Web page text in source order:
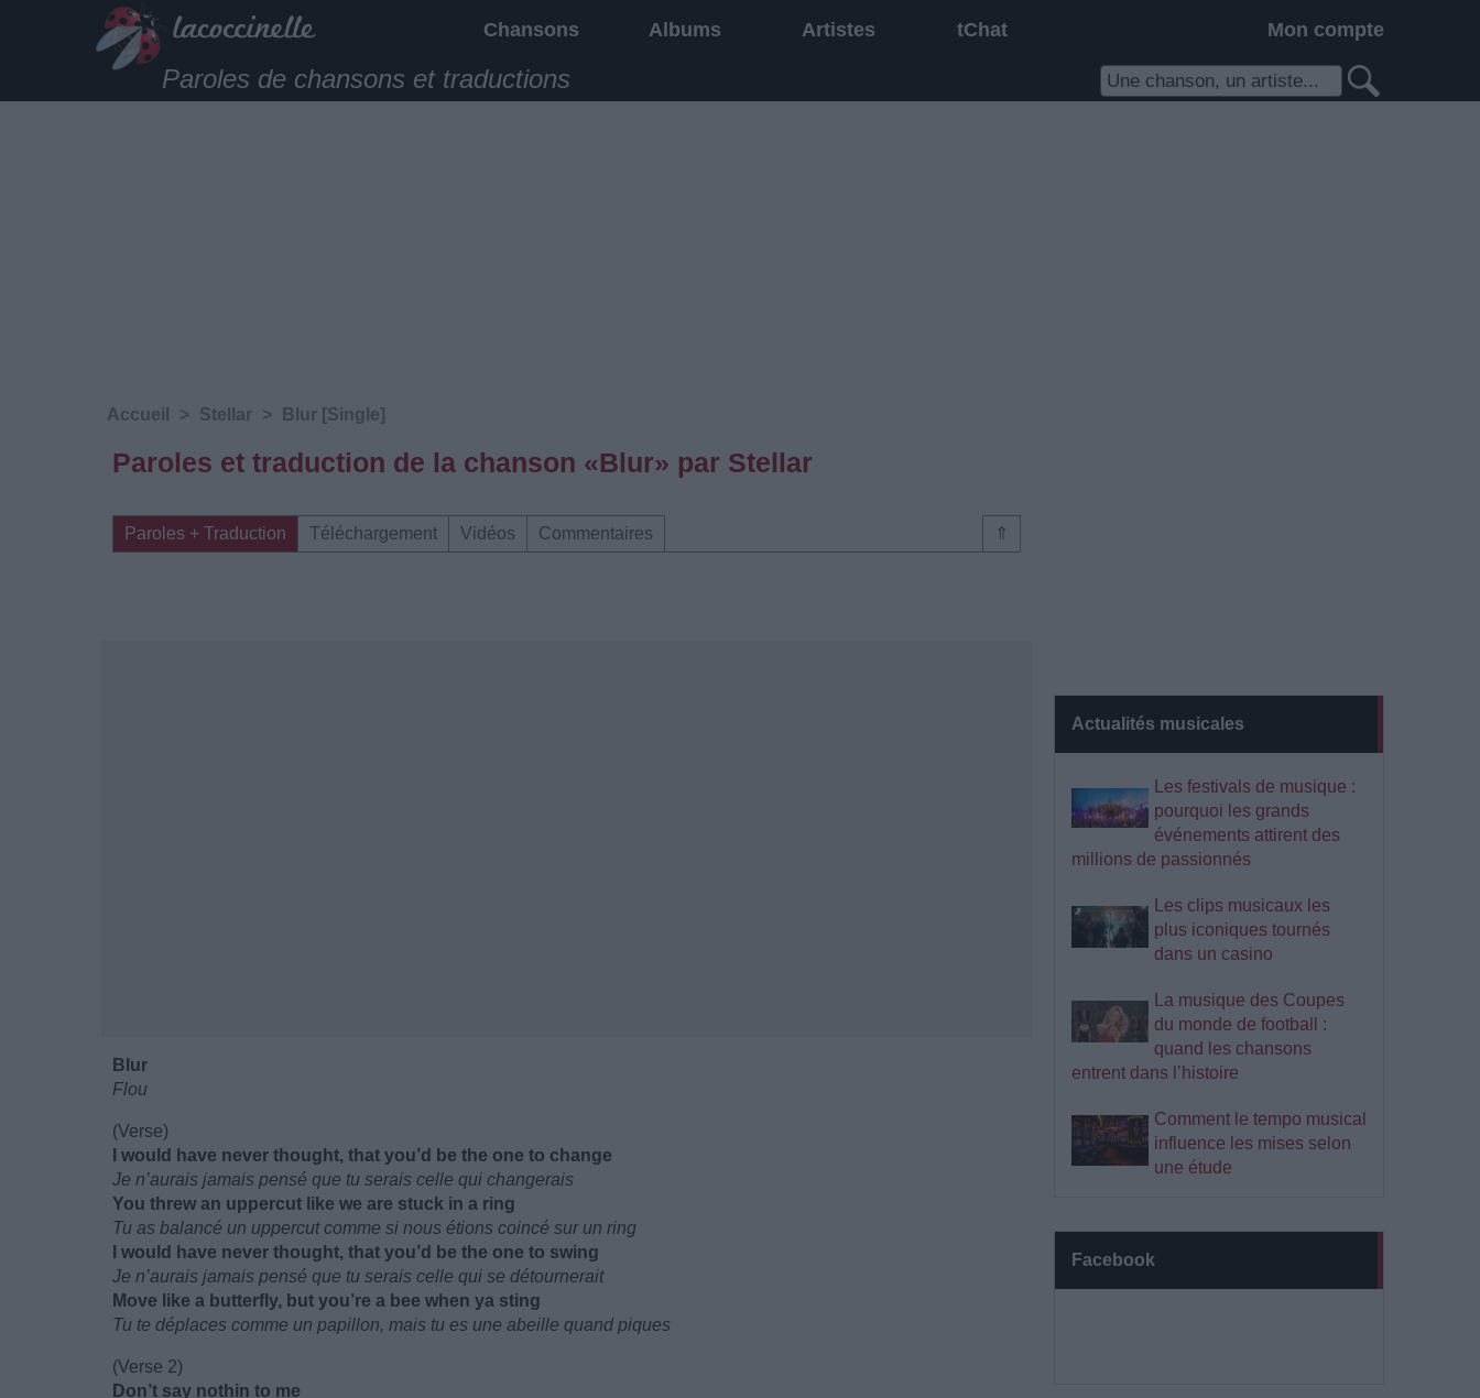
Chansons Albums Artistes tChat Mon compte
Paroles de chansons et traductions
Actualités musicales
Les festivals de musique :
pourquoi les grands
événements attirent des
millions de passionnés
Les clips musicaux les
plus iconiques tournés
dans un casino
La musique des Coupes
du monde de football :
quand les chansons
entrent dans l’histoire
Comment le tempo musical
influence les mises selon
une étude
Facebook
Accueil > Stellar > Blur [Single]
Paroles et traduction de la chanson «Blur» par Stellar
⇑
Paroles + Traduction Téléchargement Vidéos Commentaires
Blur
Flou
(Verse)
I would have never thought, that you’d be the one to change
Je n’aurais jamais pensé que tu serais celle qui changerais
You threw an uppercut like we are stuck in a ring
Tu as balancé un uppercut comme si nous étions coincé sur un ring
I would have never thought, that you’d be the one to swing
Je n’aurais jamais pensé que tu serais celle qui se détournerait
Move like a butterfly, but you’re a bee when ya sting
Tu te déplaces comme un papillon, mais tu es une abeille quand piques
(Verse 2)
Don’t say nothin to me